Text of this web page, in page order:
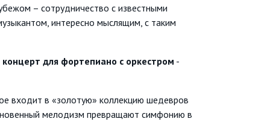
– сотрудничество с известными
интересно мыслящим, с таким
для фортепиано с оркестром -
входит в «золотую» коллекцию шедевров
мелодизм превращают симфонию в